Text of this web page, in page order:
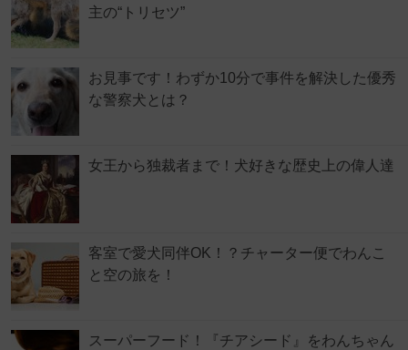
主の“トリセツ”
お見事です！わずか10分で事件を解決した優秀
な警察犬とは？
女王から独裁者まで！犬好きな歴史上の偉人達
客室で愛犬同伴OK！？チャーター便でわんこ
と空の旅を！
スーパーフード！『チアシード』をわんちゃん